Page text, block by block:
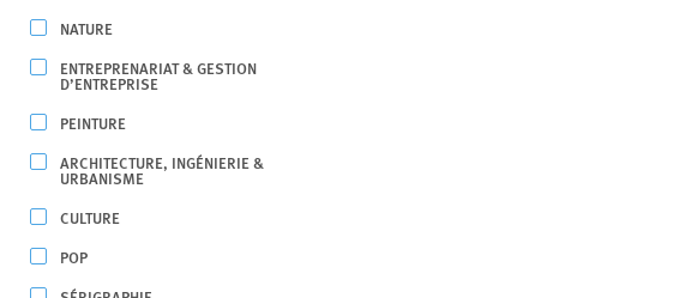
NATURE
ENTREPRENARIAT & GESTION
D’ENTREPRISE
PEINTURE
ARCHITECTURE, INGÉNIERIE &
URBANISME
CULTURE
POP